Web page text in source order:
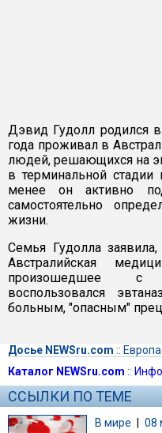
Дэвид Гудолл родился
года проживал в
людей, решающихся на
в терминальной
менее он активно
самостоятельно
жизни.
Семья Гудолла
Австралийская
произошедшее с
воспользовался
больным, "опасным"
Досье NEWSru.com :: Европа
Каталог NEWSru.com ::
ССЫЛКИ ПО ТЕМЕ
В мире | 08